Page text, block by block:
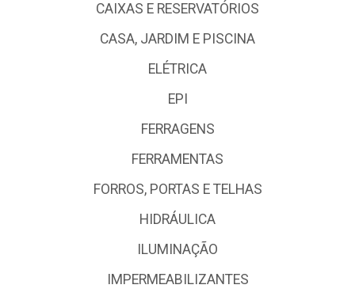
CAIXAS E RESERVATÓRIOS
CASA, JARDIM E PISCINA
ELÉTRICA
EPI
FERRAGENS
FERRAMENTAS
FORROS, PORTAS E TELHAS
HIDRÁULICA
ILUMINAÇÃO
IMPERMEABILIZANTES